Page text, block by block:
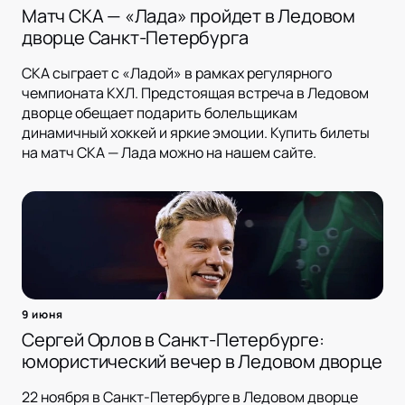
Матч СКА — «Лада» пройдет в Ледовом
дворце Санкт-Петербурга
СКА сыграет с «Ладой» в рамках регулярного
чемпионата КХЛ. Предстоящая встреча в Ледовом
дворце обещает подарить болельщикам
динамичный хоккей и яркие эмоции. Купить билеты
на матч СКА — Лада можно на нашем сайте.
9 июня
Сергей Орлов в Санкт-Петербурге:
юмористический вечер в Ледовом дворце
22 ноября в Санкт-Петербурге в Ледовом дворце